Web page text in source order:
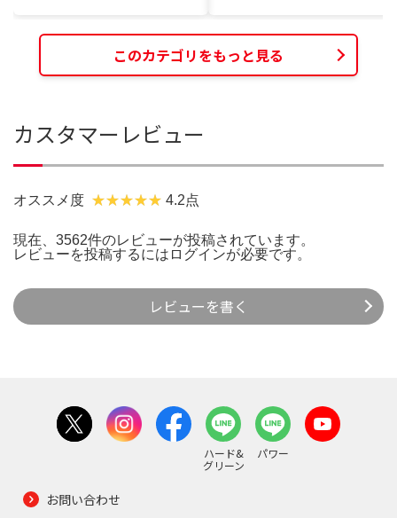
このカテゴリをもっと見る
カスタマーレビュー
オススメ度 4.2点
現在、3562件のレビューが投稿されています。
レビューを投稿するには ログインが必要です。
レビューを書く
ハード&
グリーン
パワー
お問い合わせ